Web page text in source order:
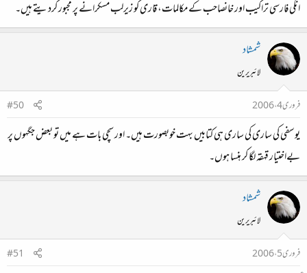
انکی فارسی تراکیب اور خانصاحب کے مکالمات، قاری کو زیرلب مسکرانے پر مجبور کردیتے ہیں۔
شمشاد
لائبریرین
فروری 4، 2006
#50
یوسفی کی ساری کی ساری ہی کتابیں بہت خوبصورت ہیں۔ اور سچی بات ہے میں تو بعض جگہوں پر
بےاختیار قہقہ لگا کر ہنسا ہوں۔
شمشاد
لائبریرین
فروری 5، 2006
#51